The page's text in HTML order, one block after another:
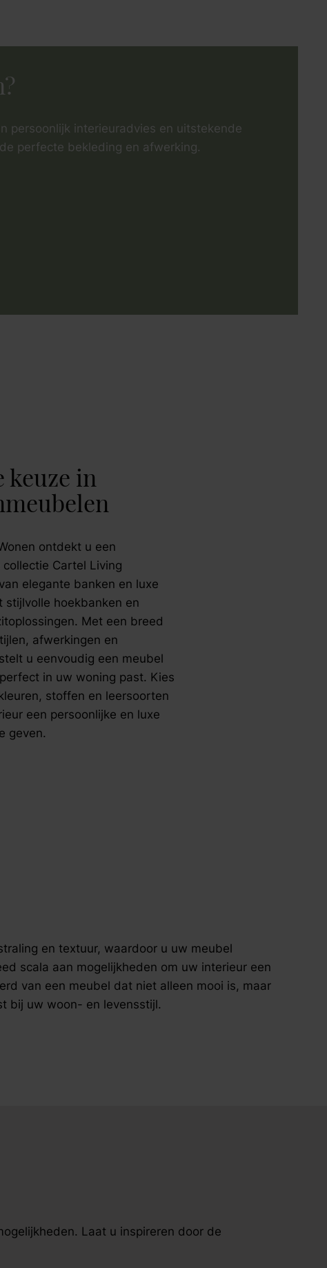
persoonlijk interieuradvies en uitstekende
perfecte bekleding en afwerking.
keuze in
ontdekt u een
Cartel Living
elegante banken en luxe
stijlvolle hoekbanken en
Met een breed
afwerkingen en
u eenvoudig een meubel
in uw woning past. Kies
stoffen en leersoorten
een persoonlijke en luxe
geven.
en textuur, waardoor u uw meubel
scala aan mogelijkheden om uw interieur een
van een meubel dat niet alleen mooi is, maar
bij uw woon- en levensstijl.
Laat u inspireren door de